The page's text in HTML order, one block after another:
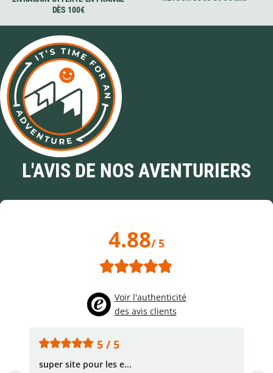
DÈS 100€
L'AVIS DE NOS AVENTURIERS
4.88/ 5
Voir l'authenticité
des avis clients
5 / 5
super site pour les e...